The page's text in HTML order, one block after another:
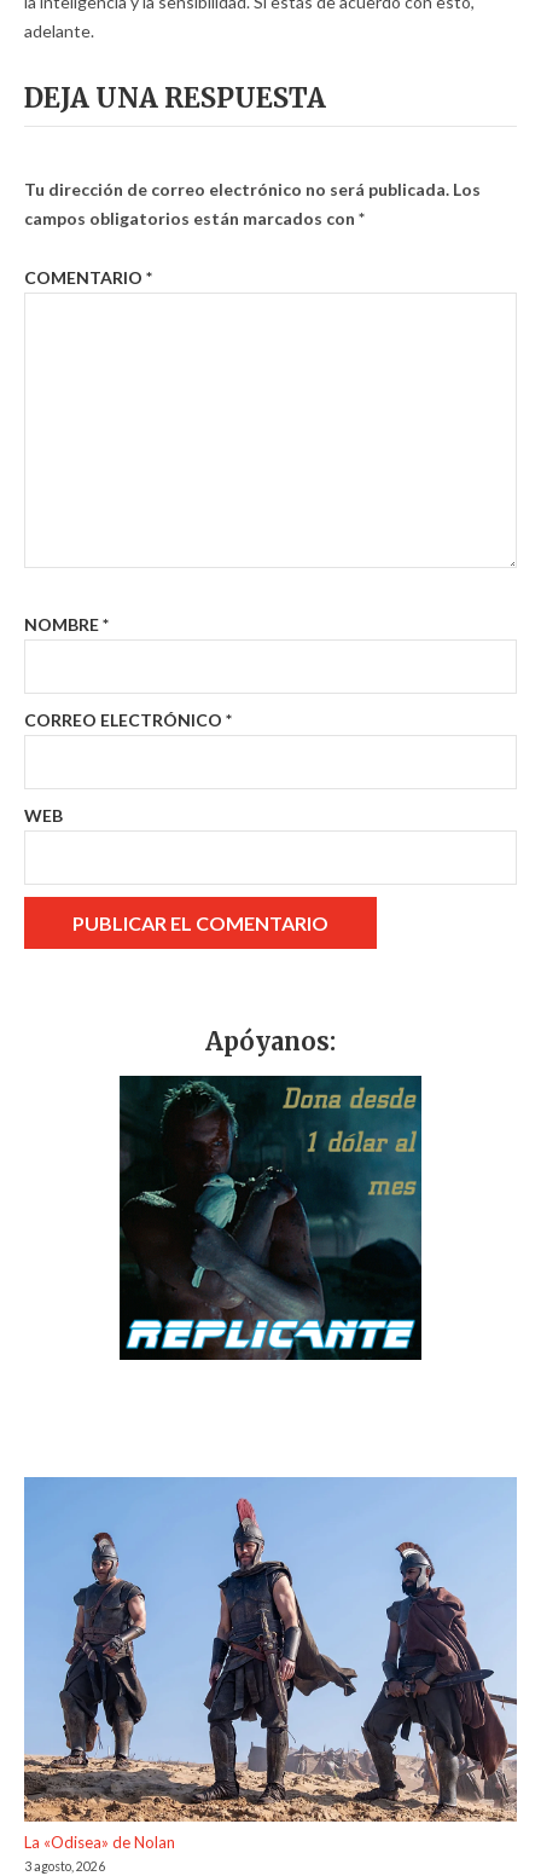
adelante.
DEJA UNA RESPUESTA
Tu dirección de correo electrónico no será publicada. Los
campos obligatorios están marcados con *
COMENTARIO *
NOMBRE*
CORREO ELECTRÓNICO *
WEB
Apóyanos:
La «Odisea» de Nolan
3 agosto, 2026